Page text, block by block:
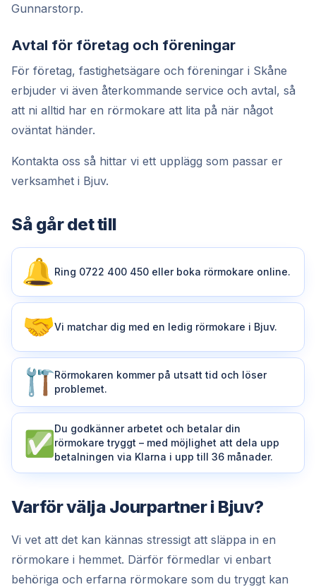
Gunnarstorp.
Avtal för företag och föreningar
För företag, fastighetsägare och föreningar i Skåne
erbjuder vi även återkommande service och avtal, så
att ni alltid har en rörmokare att lita på när något
oväntat händer.
Kontakta oss så hittar vi ett upplägg som passar er
verksamhet i Bjuv.
Så går det till
Ring 0722 400 450 eller boka rörmokare online.
Vi matchar dig med en ledig rörmokare i Bjuv.
Rörmokaren kommer på utsatt tid och löser
problemet.
Du godkänner arbetet och betalar din
rörmokare tryggt – med möjlighet att dela upp
betalningen via Klarna i upp till 36 månader.
Varför välja Jourpartner i Bjuv?
Vi vet att det kan kännas stressigt att släppa in en
rörmokare i hemmet. Därför förmedlar vi enbart
behöriga och erfarna rörmokare som du tryggt kan